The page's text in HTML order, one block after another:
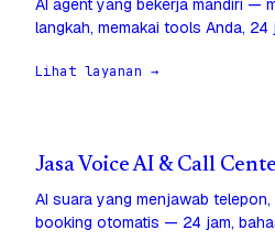
AI agent yang bekerja mandiri —
langkah, memakai tools Anda,
Lihat layanan →
Jasa Voice AI & Call
AI suara yang menjawab
booking otomatis — 24 jam,